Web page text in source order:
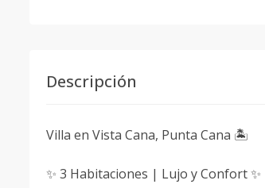
Descripción
Villa en Vista Cana, Punta Cana 🏝
✨ 3 Habitaciones | Lujo y Confort ✨